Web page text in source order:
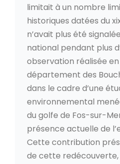
limitait à un nombre
historiques datées du
n’avait plus été
national pendant plus
observation réalisée
département des
dans le cadre d’une
environnemental
du golfe de Fos-sur-
présence actuelle de
Cette contribution
de cette